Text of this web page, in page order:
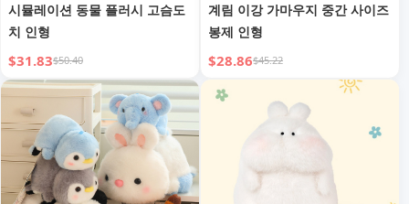
시뮬레이션 동물 플러시 고슴도
치 인형
$31.83$50.40
계림 이강 가마우지 중간 사이즈
봉제 인형
$28.86$45.22